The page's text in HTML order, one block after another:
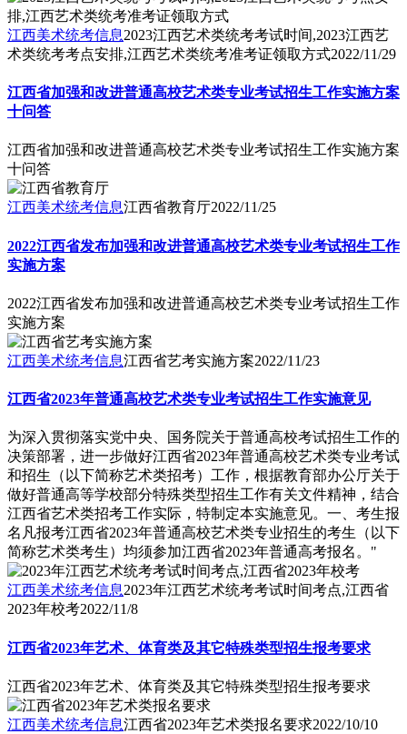
江西美术统考信息2023江西艺术类统考考试时间,2023江西艺
术类统考考点安排,江西艺术类统考准考证领取方式2022/11/29
江西省加强和改进普通高校艺术类专业考试招生工作实施方案
十问答
江西省加强和改进普通高校艺术类专业考试招生工作实施方案
十问答
江西美术统考信息江西省教育厅2022/11/25
2022江西省发布加强和改进普通高校艺术类专业考试招生工作
实施方案
2022江西省发布加强和改进普通高校艺术类专业考试招生工作
实施方案
江西美术统考信息江西省艺考实施方案2022/11/23
江西省2023年普通高校艺术类专业考试招生工作实施意见
为深入贯彻落实党中央、国务院关于普通高校考试招生工作的
决策部署，进一步做好江西省2023年普通高校艺术类专业考试
和招生（以下简称艺术类招考）工作，根据教育部办公厅关于
做好普通高等学校部分特殊类型招生工作有关文件精神，结合
江西省艺术类招考工作实际，特制定本实施意见。一、考生报
名凡报考江西省2023年普通高校艺术类专业招生的考生（以下
简称艺术类考生）均须参加江西省2023年普通高考报名。"
江西美术统考信息2023年江西艺术统考考试时间考点,江西省
2023年校考2022/11/8
江西省2023年艺术、体育类及其它特殊类型招生报考要求
江西省2023年艺术、体育类及其它特殊类型招生报考要求
江西美术统考信息江西省2023年艺术类报名要求2022/10/10